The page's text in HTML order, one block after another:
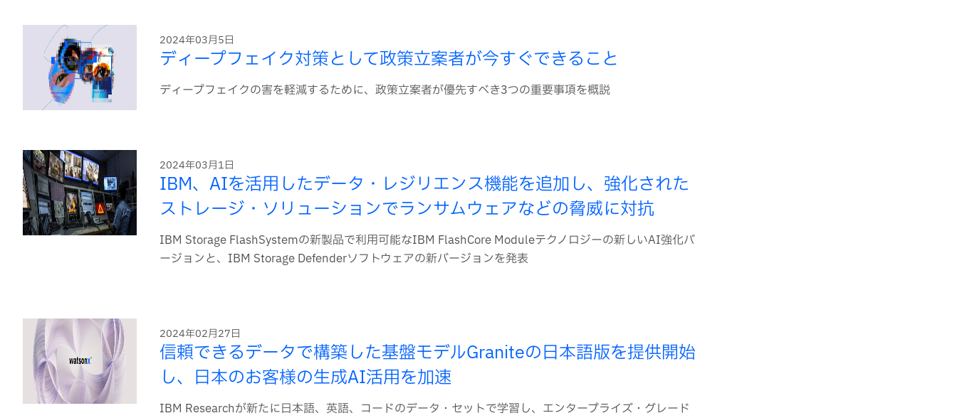
2024年03月5日
ディープフェイク対策として政策立案者が今すぐできること
ディープフェイクの害を軽減するために、政策立案者が優先すべき3つの重要事項を概説
2024年03月1日
IBM、AIを活用したデータ・レジリエンス機能を追加し、強化された
ストレージ・ソリューションでランサムウェアなどの脅威に対抗
IBM Storage FlashSystemの新製品で利用可能なIBM FlashCore Moduleテクノロジーの新しいAI強化バ
ージョンと、IBM Storage Defenderソフトウェアの新バージョンを発表
2024年02月27日
信頼できるデータで構築した基盤モデルGraniteの日本語版を提供開始
し、日本のお客様の生成AI活用を加速
IBM Researchが新たに日本語、英語、コードのデータ・セットで学習し、エンタープライズ・グレード